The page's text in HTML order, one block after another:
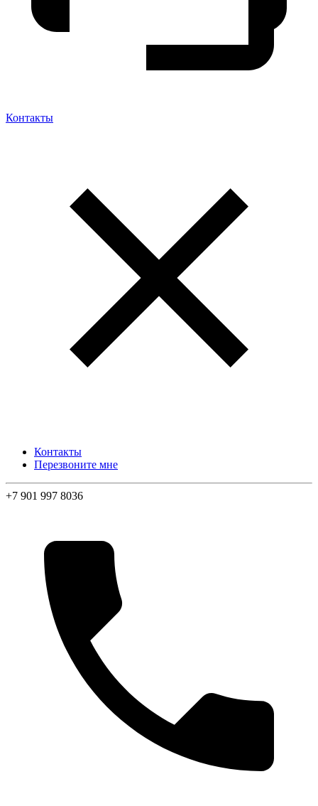
Контакты
Контакты
Перезвоните мне
+7 901 997 8036